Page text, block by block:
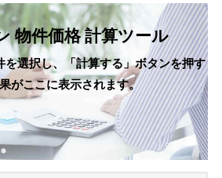
物件価格 計算ツール
を選択し、「計算する」ボタンを押す
がここに表示されます。